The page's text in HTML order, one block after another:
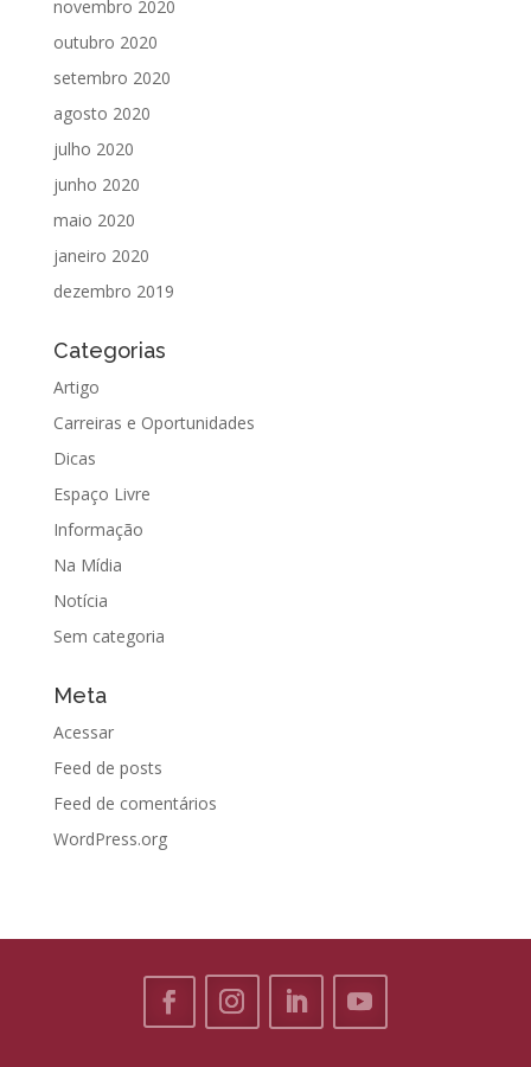
novembro 2020
outubro 2020
setembro 2020
agosto 2020
julho 2020
junho 2020
maio 2020
janeiro 2020
dezembro 2019
Categorias
Artigo
Carreiras e Oportunidades
Dicas
Espaço Livre
Informação
Na Mídia
Notícia
Sem categoria
Meta
Acessar
Feed de posts
Feed de comentários
WordPress.org